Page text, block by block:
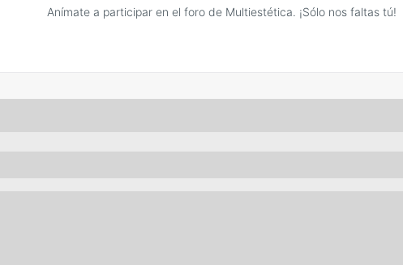
Anímate a participar en el foro de Multiestética. ¡Sólo nos faltas tú!